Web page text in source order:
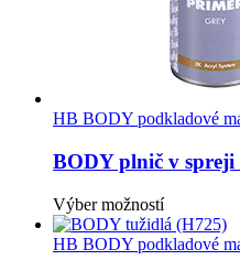
HB BODY podkladové
BODY plnič v spreji
Výber možnostíTento
produkt
má
HB BODY podkladové